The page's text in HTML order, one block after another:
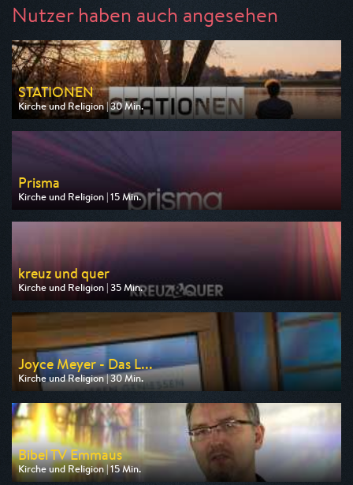
Nutzer haben auch angesehen
STATIONEN
Kirche und Religion | 30 Min.
Ausgestrahlt von BR
am 12.08.2026, 19:00
Prisma
Kirche und Religion | 15 Min.
Ausgestrahlt von ARD alpha
am 09.08.2026, 18:45
kreuz und quer
Kirche und Religion | 35 Min.
Ausgestrahlt von ARD alpha
am 10.08.2026, 13:30
Joyce Meyer - Das L...
Kirche und Religion | 30 Min.
Ausgestrahlt von Bibel TV
am 09.08.2026, 23:00
Bibel TV Emmaus
Kirche und Religion | 15 Min.
Ausgestrahlt von Bibel TV